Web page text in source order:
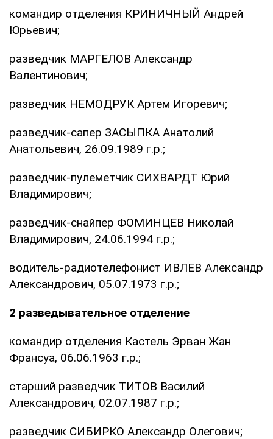
командир отделения КРИНИЧНЫЙ Андрей
Юрьевич;
разведчик МАРГЕЛОВ Александр
Валентинович;
разведчик НЕМОДРУК Артем Игоревич;
разведчик-сапер ЗАСЫПКА Анатолий
Анатольевич, 26.09.1989 г.р.;
разведчик-пулеметчик СИХВАРДТ Юрий
Владимирович;
разведчик-снайпер ФОМИНЦЕВ Николай
Владимирович, 24.06.1994 г.р.;
водитель-радиотелефонист ИВЛЕВ Александр
Александрович, 05.07.1973 г.р.;
2 разведывательное отделение
командир отделения Кастель Эрван Жан
Франсуа, 06.06.1963 г.р.;
старший разведчик ТИТОВ Василий
Александрович, 02.07.1987 г.р.;
разведчик СИБИРКО Александр Олегович;